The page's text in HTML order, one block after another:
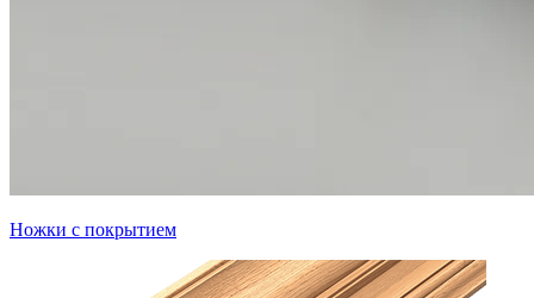
Ножки с покрытием